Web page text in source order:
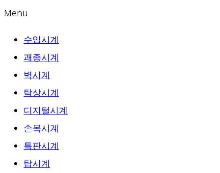
Menu
수입시계
괘종시계
벽시계
탁상시계
디지털시계
손목시계
특판시계
탑시계